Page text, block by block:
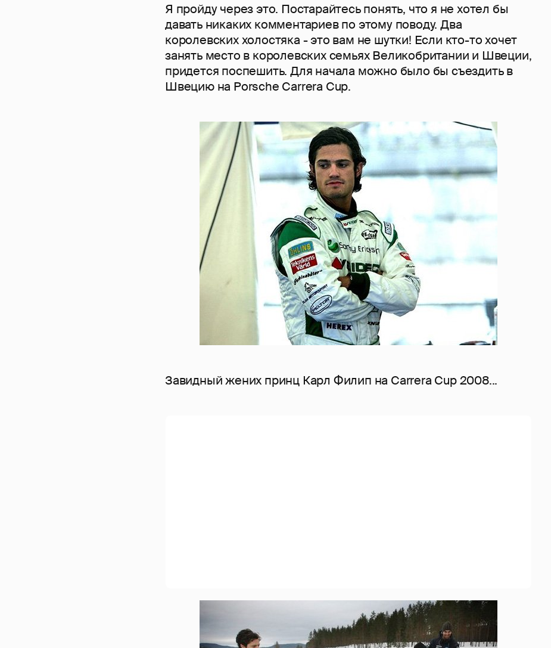
Я пройду через это. Постарайтесь понять, что я не хотел бы
давать никаких комментариев по этому поводу. Два
королевских холостяка - это вам не шутки! Если кто-то хочет
занять место в королевских семьях Великобритании и Швеции,
придется поспешить. Для начала можно было бы съездить в
Швецию на Porsche Carrera Cup.
Завидный жених принц Карл Филип на Carrera Cup 2008...